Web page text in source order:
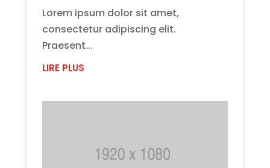
Lorem ipsum dolor sit amet,
consectetur adipiscing elit.
Praesent...
LIRE PLUS